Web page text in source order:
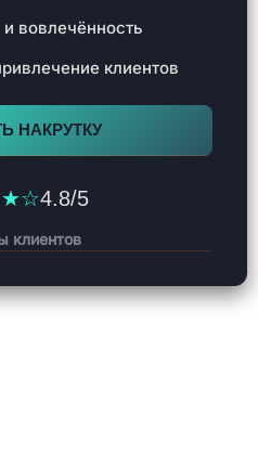
вовлечённость
клиентов
НАКРУТКУ
4.8/5
клиентов